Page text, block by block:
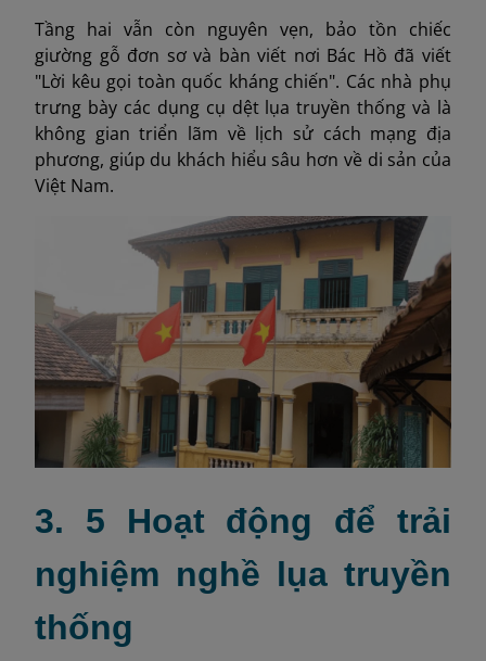
Tầng hai vẫn còn nguyên vẹn, bảo tồn chiếc
giường gỗ đơn sơ và bàn viết nơi Bác Hồ đã viết
"Lời kêu gọi toàn quốc kháng chiến". Các nhà phụ
trưng bày các dụng cụ dệt lụa truyền thống và là
không gian triển lãm về lịch sử cách mạng địa
phương, giúp du khách hiểu sâu hơn về di sản của
Việt Nam.
3. 5 Hoạt động để trải
nghiệm nghề lụa truyền
thống